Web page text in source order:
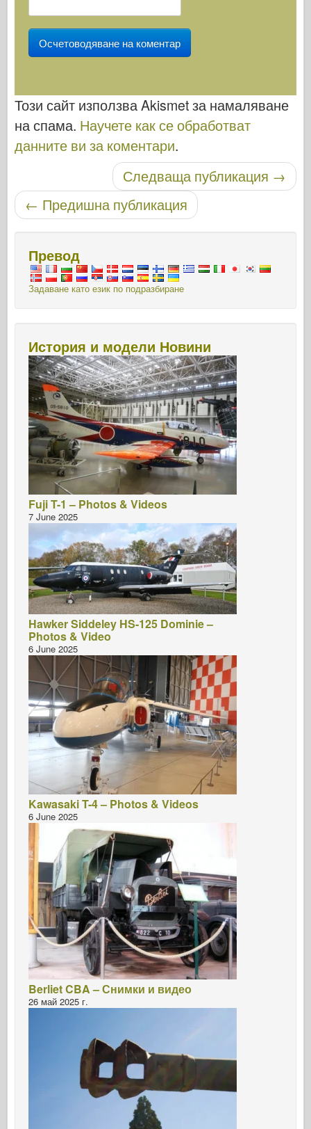
Този сайт използва Akismet за намаляване
на спама. Научете как се обработват
данните ви за коментари.
Публикуване на навигацияСледваща публикация →
← Предишна публикация
Превод
Задаване като език по подразбиране
История и модели Новини
Fuji T-1 – Photos & Videos
7 June 2025
Hawker Siddeley HS-125 Dominie –
Photos & Video
6 June 2025
Kawasaki T-4 – Photos & Videos
6 June 2025
Berliet CBA – Снимки и видео
26 май 2025 г.